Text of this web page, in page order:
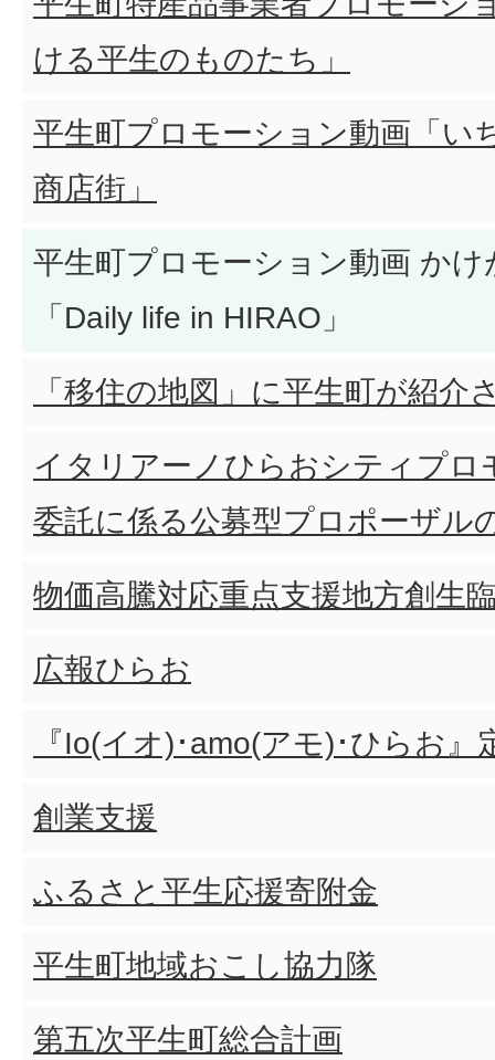
ける平生のものたち」
平生町プロモーション動画「い
商店街」
平生町プロモーション動画 か
「Daily life in HIRAO」
「移住の地図」に平生町が紹介
イタリアーノひらおシティプロ
委託に係る公募型プロポーザル
物価高騰対応重点支援地方創生
広報ひらお
『Io(イオ)･amo(アモ)･ひらお
創業支援
ふるさと平生応援寄附金
平生町地域おこし協力隊
第五次平生町総合計画